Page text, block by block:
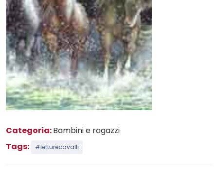
Categoria:Bambini e ragazzi
Tags:
#letturecavalli